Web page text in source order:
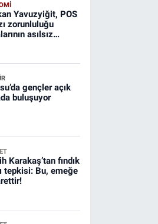
Yavuzyiğit, POS
zorunluluğu
asılsız
gençler açık
buluşuyor
Karakaş’tan fındık
tepkisi: Bu, emeğe